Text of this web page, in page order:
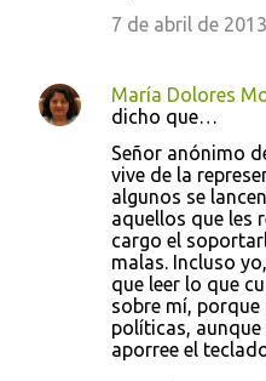
7 de abril de
María Dolores
dicho que…
Señor anónimo
vive de la
algunos se
aquellos que les
cargo el
malas. Incluso
que leer lo que
sobre mí, porque
políticas,
aporree el